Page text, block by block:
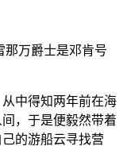
万爵士是邓肯号
中得知两年前在海
，于是便毅然带着
的游船云寻找营